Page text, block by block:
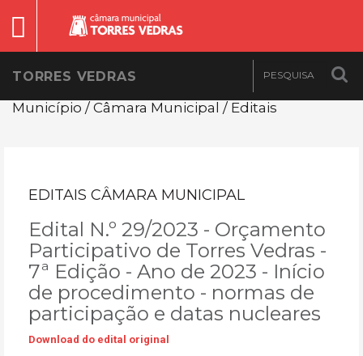
TORRES VEDRAS
Município / Câmara Municipal / Editais
EDITAIS CÂMARA MUNICIPAL
Edital N.º 29/2023 - Orçamento
Participativo de Torres Vedras -
7ª Edição - Ano de 2023 - Início
de procedimento - normas de
participação e datas nucleares
Download do edital original